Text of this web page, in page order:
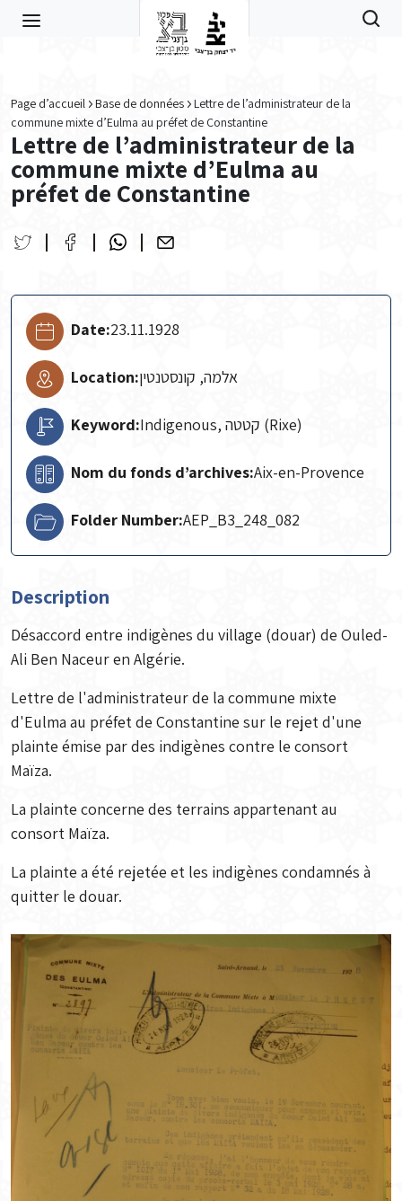
Page d’accueil Base de données
Lettre de l’administrateur de la
commune mixte d’Eulma au préfet de Constantine
Lettre de l’administrateur de la
commune mixte d’Eulma au
préfet de Constantine
Date:23.11.1928
Location:אלמה, קונסטנטין
Keyword: Indigenous, קטטה (Rixe)
Nom du fonds d’archives:Aix-en-Provence
Folder Number:AEP_B3_248_082
Description
Désaccord entre indigènes du village (douar) de Ouled-
Ali Ben Naceur en Algérie.
Lettre de l'administrateur de la commune mixte
d'Eulma au préfet de Constantine sur le rejet d'une
plainte émise par des indigènes contre le consort
Maïza.
La plainte concerne des terrains appartenant au
consort Maïza.
La plainte a été rejetée et les indigènes condamnés à
quitter le douar.